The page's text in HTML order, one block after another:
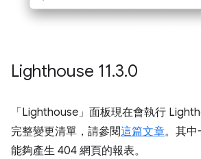
Lighthouse 11.3.0
「Lighthouse」 面板現在會執行
完整變更清單，請參閱這篇文章。其中
能夠產生 404 網頁的報表。